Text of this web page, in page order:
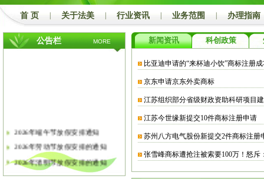
首 页 关于法美 行业资讯 业务范围 办理指南
公告栏 MORE
2026年端午节放假安排通知
2026年劳动节放假安排的通知
2026年清明节放假安排的通知
关于软件企业评估有关工作的通知
新闻资讯 科创政策
比亚迪申请的“来杯迪小饮”商标注册
京东申请京东外卖商标
江苏组织部分省级财政资助科研项目
江苏今世缘新提交10件商标注册申请
苏州八方电气股份新提交2件商标注册
张雪峰商标遭抢注被索要100万！怒斥